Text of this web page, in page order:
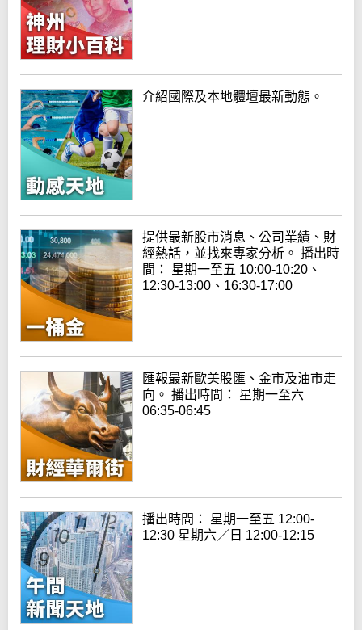
介紹國際及本地體壇最新動態。
提供最新股市消息、公司業績、財
經熱話，並找來專家分析。 播出時
間： 星期一至五 10:00-10:20、
12:30-13:00、16:30-17:00
匯報最新歐美股匯、金市及油市走
向。 播出時間： 星期一至六
06:35-06:45
播出時間： 星期一至五 12:00-
12:30 星期六／日 12:00-12:15